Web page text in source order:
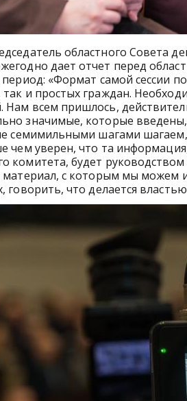
областного Совета
дает отчет перед
«Формат самой сессии
так и простых граждан.
всем пришлось,
значимые, которые
семимильными шагами
чем уверен, что та
комитета, будет
материал, с которым мы можем
говорить, что делается